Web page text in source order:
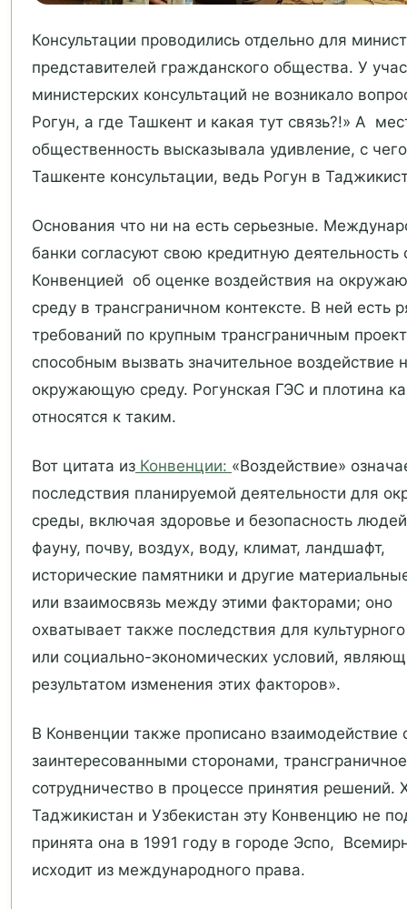
Консультации проводились отдельно для
представителей гражданского общества. У
министерских консультаций не возникало
Рогун, а где Ташкент и какая тут связь?!» А
общественность высказывала удивление, с
Ташкенте консультации, ведь Рогун в
Основания что ни на есть серьезные.
банки согласуют свою кредитную деятельность
Конвенцией об оценке воздействия на
среду в трансграничном контексте. В ней есть
требований по крупным трансграничным
способным вызвать значительное воздействие
окружающую среду. Рогунская ГЭС и плотина
относятся к таким.
Вот цитата из Конвенции: «Воздействие»
последствия планируемой деятельности для
среды, включая здоровье и безопасность
фауну, почву, воздух, воду, климат, ландшафт,
исторические памятники и другие
или взаимосвязь между этими факторами; оно
охватывает также последствия для
или социально-экономических условий,
результатом изменения этих факторов».
В Конвенции также прописано взаимодействие
заинтересованными сторонами, трансграничное
сотрудничество в процессе принятия решений.
Таджикистан и Узбекистан эту Конвенцию не
принята она в 1991 году в городе Эспо,
исходит из международного права.